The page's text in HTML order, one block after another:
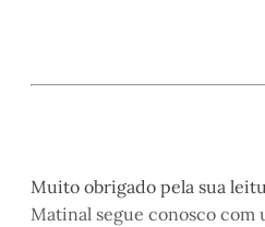
Muito obrigado pela sua
Matinal segue conosco com